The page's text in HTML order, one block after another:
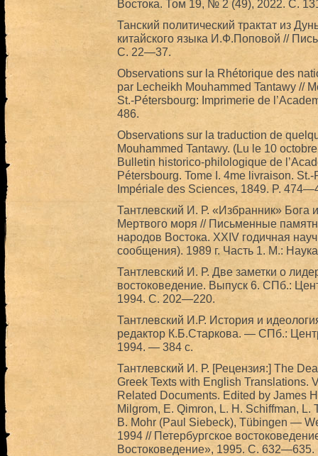
Востока. Том 19, № 2 (49), 2022. С.
Танский политический трактат из
китайского языка И.Ф.Поповой //
С. 22—37.
Observations sur la Rhétorique des
par Lecheikh Mouhammed Tantawy //
St.-Pétersbourg: Imprimerie de
486.
Observations sur la traduction de
Mouhammed Tantawy. (Lu le 10
Bulletin historico-philologique de
Pétersbourg. Tome I. 4me livraison.
Impériale des Sciences, 1849. P.
Тантлевский И. Р. «Избранник» Бога
Мертвого моря // Письменные
народов Востока. XXIV годичная
сообщения). 1989 г. Часть 1. М.:
Тантлевский И. Р. Две заметки о
востоковедение. Выпуск 6. СПб.:
1994. С. 202—220.
Тантлевский И.Р. История и
редактор К.Б.Старкова. — СПб.:
1994. — 384 с.
Тантлевский И. Р. [Рецензия:] The
Greek Texts with English Translations.
Related Documents. Edited by James
Milgrom, E. Qimron, L. H. Schiffman, L.
B. Mohr (Paul Siebeck), Tübingen —
1994 // Петербургское
Востоковедение», 1995. С. 632—635.